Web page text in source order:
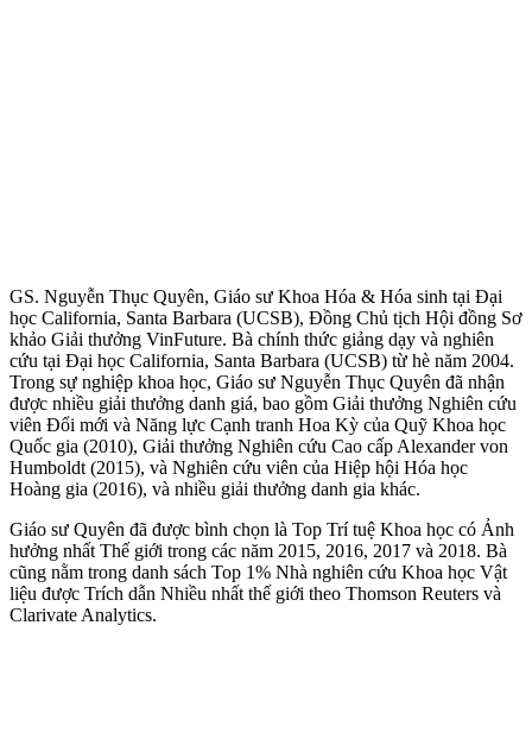
GS. Nguyễn Thục Quyên, Giáo sư Khoa Hóa & Hóa sinh tại Đại
học California, Santa Barbara (UCSB), Đồng Chủ tịch Hội đồng Sơ
khảo Giải thưởng VinFuture. Bà chính thức giảng dạy và nghiên
cứu tại Đại học California, Santa Barbara (UCSB) từ hè năm 2004.
Trong sự nghiệp khoa học, Giáo sư Nguyễn Thục Quyên đã nhận
được nhiều giải thưởng danh giá, bao gồm Giải thưởng Nghiên cứu
viên Đổi mới và Năng lực Cạnh tranh Hoa Kỳ của Quỹ Khoa học
Quốc gia (2010), Giải thưởng Nghiên cứu Cao cấp Alexander von
Humboldt (2015), và Nghiên cứu viên của Hiệp hội Hóa học
Hoàng gia (2016), và nhiều giải thưởng danh gia khác.
Giáo sư Quyên đã được bình chọn là Top Trí tuệ Khoa học có Ảnh
hưởng nhất Thế giới trong các năm 2015, 2016, 2017 và 2018. Bà
cũng nằm trong danh sách Top 1% Nhà nghiên cứu Khoa học Vật
liệu được Trích dẫn Nhiều nhất thế giới theo Thomson Reuters và
Clarivate Analytics.